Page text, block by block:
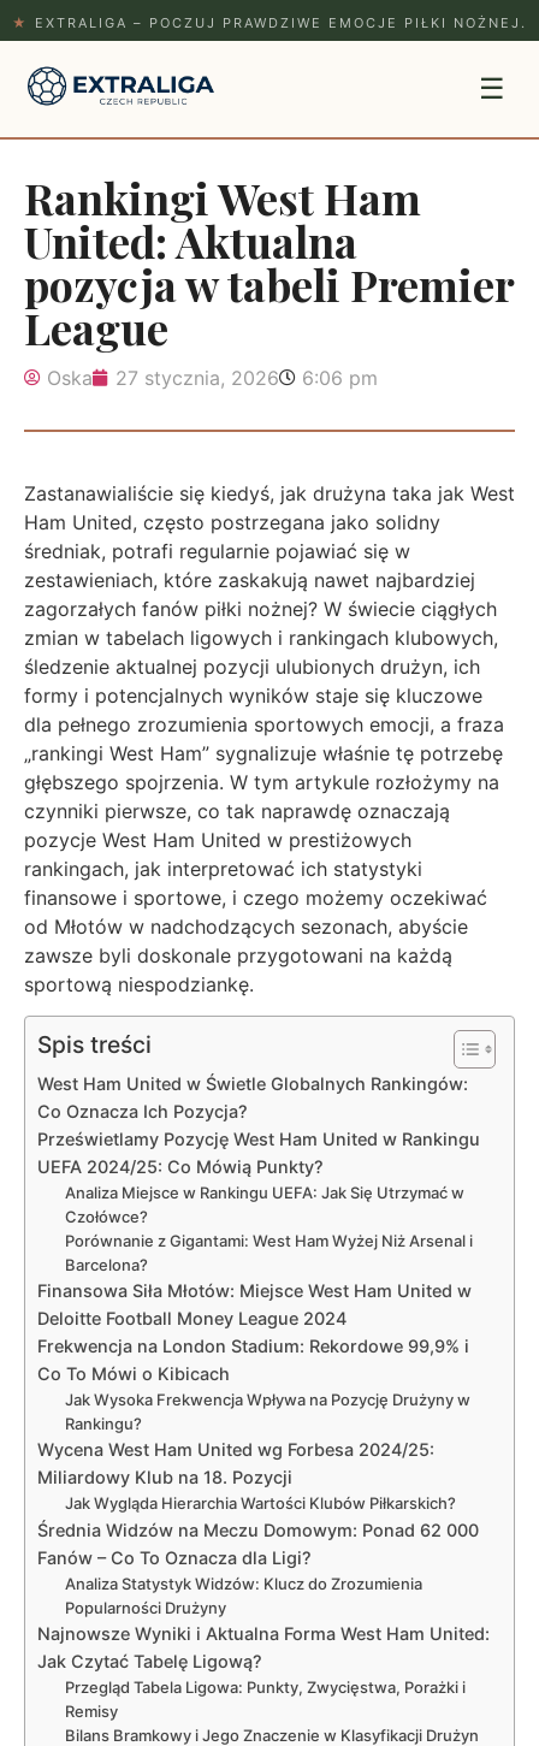
★ EXTRALIGA – POCZUJ PRAWDZIWE EMOCJE PIŁKI NOŻNEJ.
☰
Rankingi West Ham
United: Aktualna
pozycja w tabeli Premier
League
Oska 27 stycznia, 2026 6:06 pm
Zastanawialiście się kiedyś, jak drużyna taka jak West
Ham United, często postrzegana jako solidny
średniak, potrafi regularnie pojawiać się w
zestawieniach, które zaskakują nawet najbardziej
zagorzałych fanów piłki nożnej? W świecie ciągłych
zmian w tabelach ligowych i rankingach klubowych,
śledzenie aktualnej pozycji ulubionych drużyn, ich
formy i potencjalnych wyników staje się kluczowe
dla pełnego zrozumienia sportowych emocji, a fraza
„rankingi West Ham” sygnalizuje właśnie tę potrzebę
głębszego spojrzenia. W tym artykule rozłożymy na
czynniki pierwsze, co tak naprawdę oznaczają
pozycje West Ham United w prestiżowych
rankingach, jak interpretować ich statystyki
finansowe i sportowe, i czego możemy oczekiwać
od Młotów w nadchodzących sezonach, abyście
zawsze byli doskonale przygotowani na każdą
sportową niespodziankę.
Spis treści
West Ham United w Świetle Globalnych Rankingów:
Co Oznacza Ich Pozycja?
Prześwietlamy Pozycję West Ham United w Rankingu
UEFA 2024/25: Co Mówią Punkty?
Analiza Miejsce w Rankingu UEFA: Jak Się Utrzymać w
Czołówce?
Porównanie z Gigantami: West Ham Wyżej Niż Arsenal i
Barcelona?
Finansowa Siła Młotów: Miejsce West Ham United w
Deloitte Football Money League 2024
Frekwencja na London Stadium: Rekordowe 99,9% i
Co To Mówi o Kibicach
Jak Wysoka Frekwencja Wpływa na Pozycję Drużyny w
Rankingu?
Wycena West Ham United wg Forbesa 2024/25:
Miliardowy Klub na 18. Pozycji
Jak Wygląda Hierarchia Wartości Klubów Piłkarskich?
Średnia Widzów na Meczu Domowym: Ponad 62 000
Fanów – Co To Oznacza dla Ligi?
Analiza Statystyk Widzów: Klucz do Zrozumienia
Popularności Drużyny
Najnowsze Wyniki i Aktualna Forma West Ham United:
Jak Czytać Tabelę Ligową?
Przegląd Tabela Ligowa: Punkty, Zwycięstwa, Porażki i
Remisy
Bilans Bramkowy i Jego Znaczenie w Klasyfikacji Drużyn